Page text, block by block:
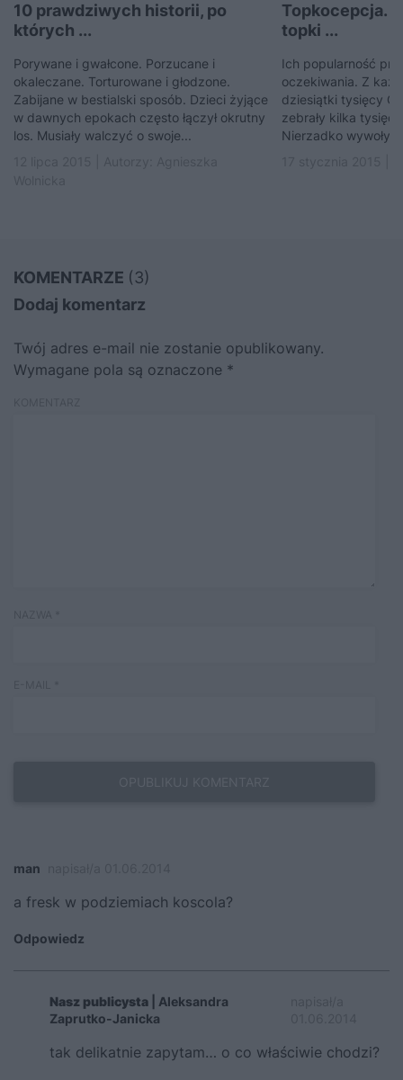
10 prawdziwych historii, po
których ...
Porywane i gwałcone. Porzucane i
okaleczane. Torturowane i głodzone.
Zabijane w bestialski sposób. Dzieci żyjące
w dawnych epokach często łączył okrutny
los. Musiały walczyć o swoje...
Topkocepcja.
topki ...
Ich popularność
oczekiwania. Z
dziesiątki tysięcy
zebrały kilka
Nierzadko
KOMENTARZE (3)
Dodaj komentarz
Twój adres e-mail nie zostanie opublikowany.
Wymagane pola są oznaczone *
man
a fresk w podziemiach koscola?
Odpowiedz
Nasz publicysta | Aleksandra
Zaprutko-Janicka
tak delikatnie zapytam… o co właściwie chodzi?